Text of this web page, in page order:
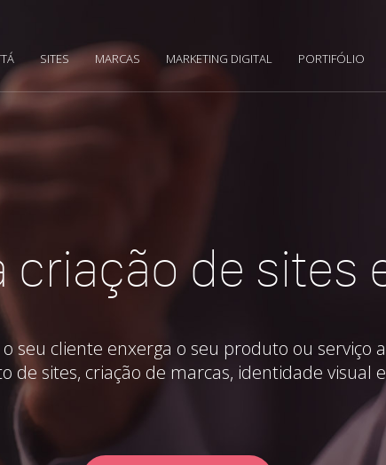
SITES MARCAS MARKETING DIGITAL PORTIFÓLIO
criação de sites
seu cliente enxerga o seu produto ou serviço
de sites, criação de marcas, identidade visual